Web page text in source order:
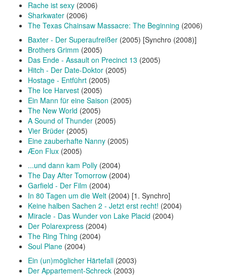
Rache ist sexy (2006)
Sharkwater (2006)
The Texas Chainsaw Massacre: The Beginning (2006)
Baxter - Der Superaufreißer (2005) [Synchro (2008)]
Brothers Grimm (2005)
Das Ende - Assault on Precinct 13 (2005)
Hitch - Der Date-Doktor (2005)
Hostage - Entführt (2005)
The Ice Harvest (2005)
Ein Mann für eine Saison (2005)
The New World (2005)
A Sound of Thunder (2005)
Vier Brüder (2005)
Eine zauberhafte Nanny (2005)
Æon Flux (2005)
...und dann kam Polly (2004)
The Day After Tomorrow (2004)
Garfield - Der Film (2004)
In 80 Tagen um die Welt (2004) [1. Synchro]
Keine halben Sachen 2 - Jetzt erst recht! (2004)
Miracle - Das Wunder von Lake Placid (2004)
Der Polarexpress (2004)
The Ring Thing (2004)
Soul Plane (2004)
Ein (un)möglicher Härtefall (2003)
Der Appartement-Schreck (2003)